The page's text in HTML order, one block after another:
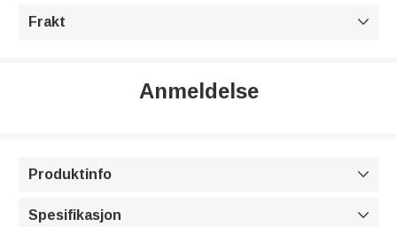
Frakt 
Anmeldelse
Produktinfo 
Spesifikasjon 